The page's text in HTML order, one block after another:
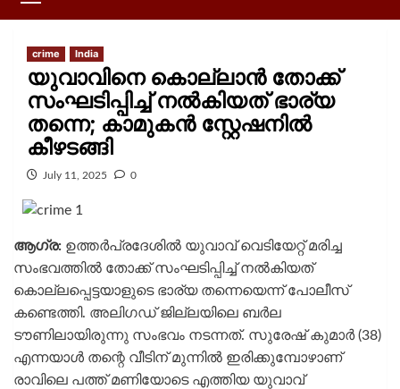
crime India
യുവാവിനെ കൊല്ലാൻ തോക്ക്
സംഘടിപ്പിച്ച് നൽകിയത് ഭാര്യ
തന്നെ; കാമുകൻ സ്റ്റേഷനിൽ
കീഴടങ്ങി
July 11, 2025 0
ആഗ്ര: ഉത്തർപ്രദേശിൽ യുവാവ് വെടിയേറ്റ് മരിച്ച
സംഭവത്തിൽ തോക്ക് സംഘടിപ്പിച്ച് നൽകിയത്
കൊല്ലപ്പെട്ടയാളുടെ ഭാര്യ തന്നെയെന്ന് പോലീസ്
കണ്ടെത്തി. അലിഗഡ് ജില്ലയിലെ ബർല
ടൗണിലായിരുന്നു സംഭവം നടന്നത്. സുരേഷ് കുമാർ (38)
എന്നയാൾ തന്റെ വീടിന് മുന്നിൽ ഇരിക്കുമ്പോഴാണ്
രാവിലെ പത്ത് മണിയോടെ എത്തിയ യുവാവ്